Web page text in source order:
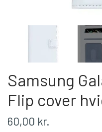
Samsung
Flip cover
60,00 kr.